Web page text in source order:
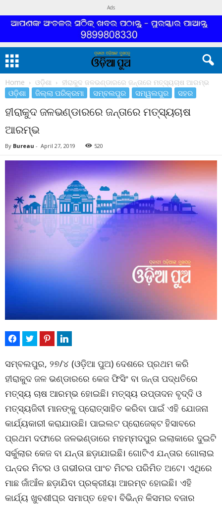
Ads
Home ଓଡ଼ିଶା ହୀରାକୁଦ ଜଳଭଣ୍ଡାରରେ ଜନ୍ତାରେ ମତ୍ସ୍ୟଚାଷ ଆରମ୍ଭ
ଓଡ଼ିଶା ଜିଲ୍ଲା ପରିକ୍ରମା ସମ୍ବଲପୁର ସମ୍ୱଲପୁର ସହର
ହୀରାକୁଦ ଜଳଭଣ୍ଡାରରେ ଜନ୍ତାରେ ମତ୍ସ୍ୟଚାଷ
ଆରମ୍ଭ
By Bureau - April 27, 2019 520
ସମ୍ବଲପୁର, ୨୭/୪ (ଓଡ଼ିଆ ପୁଅ) ଦେଶରେ ପ୍ରଥମ କରି
ହୀରାକୁଦ ଜଳ ଭଣ୍ଡାରରେ କେଜ ଫିସିଂ ବା ଜନ୍ତା ପଦ୍ଧତିରେ
ମତ୍ସ୍ୟ ଚାଷ ଆରମ୍ଭ ହୋଇଛି। ମତ୍ସ୍ୟ ଉପ୍ତାଦନ ବୃଦ୍ଦି ଓ
ମତ୍ସ୍ୟଜିବୀ ମାନଙ୍କୁ ପ୍ରୋତ୍ସାହିତ କରିବା ପାଇଁ ଏହି ଯୋଜନା
କାର୍ଯ୍ୟକାରୀ କରାଯାଉଛି। ପାଇଲଟ ପ୍ରୋଜେକ୍ଟ ହିସାବରେ
ପ୍ରଥମ ଦଫାରେ ଜଳଭଣ୍ଡାରେ ମହମ୍ମଦପୁର ଇଲାକାରେ ଦୁଇଟି
ସର୍କୁଲାର କେଜ ବା ଯନ୍ତା ଛଡ଼ାଯାଇଛି। ଗୋଟିଏ ଯନ୍ତାର ଗୋଲାଇ
ପନ୍ଦର ମିଟର ଓ ଗଭୀରତା ପାଂଚ ମିଟର ପରିମିତ ଅଟେ। ଏଥିରେ
ମାଛ ଜାଁଆଁଳ ଛଡ଼ାଯିବା ପ୍ରକ୍ରୀୟା ଆରମ୍ବ ହୋଇଛି। ଏହି
କାର୍ଯ୍ୟ ଖୁବଶୀଘ୍ର ସମାପ୍ତ ହେବ। ବିଭିନ୍ନ କିସମର ବଜାର